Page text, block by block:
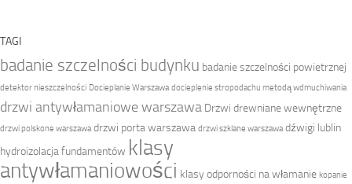
TAGI
badanie szczelności budynku badanie szczelności powietrznej
detektor nieszczelności Docieplanie Warszawa docieplenie stropodachu metodą wdmuchiwania
drzwi antywłamaniowe warszawa Drzwi drewniane wewnętrzne
drzwi polskone warszawa drzwi porta warszawa drzwi szklane warszawa dźwigi lublin
hydroizolacja fundamentów klasy
antywłamaniowości klasy odporności na włamanie kopanie